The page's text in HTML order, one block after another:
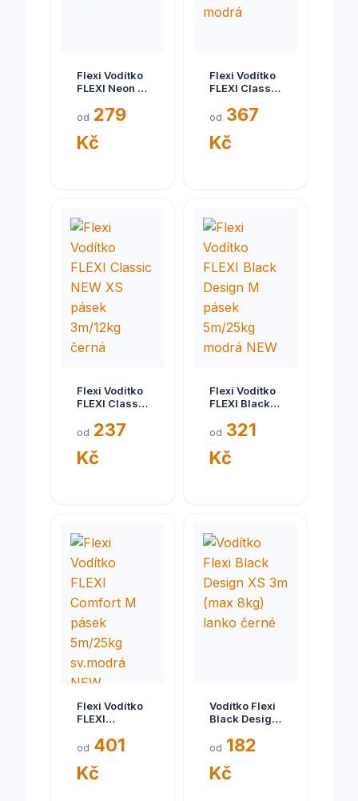
Flexi Vodítko
FLEXI Neon S
Pásek NEW
od 279
Kč
Flexi Vodítko
FLEXI Classic
8m/20kg
od 367
Kč
Flexi Vodítko
FLEXI Classic
pásek
černá
od 237
Kč
Flexi Vodítko
FLEXI Black
pásek
modrá NEW
od 321
Kč
Flexi Vodítko
FLEXI
pásek
sv.modrá
NEW
od 401
Kč
Vodítko Flexi
Black Design
8kg) lanko
od 182
Kč